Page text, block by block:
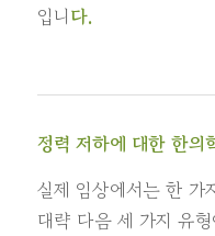
입니다.
정력 저하에 대한 한의
실제 임상에서는 한 가
대략 다음 세 가지 유